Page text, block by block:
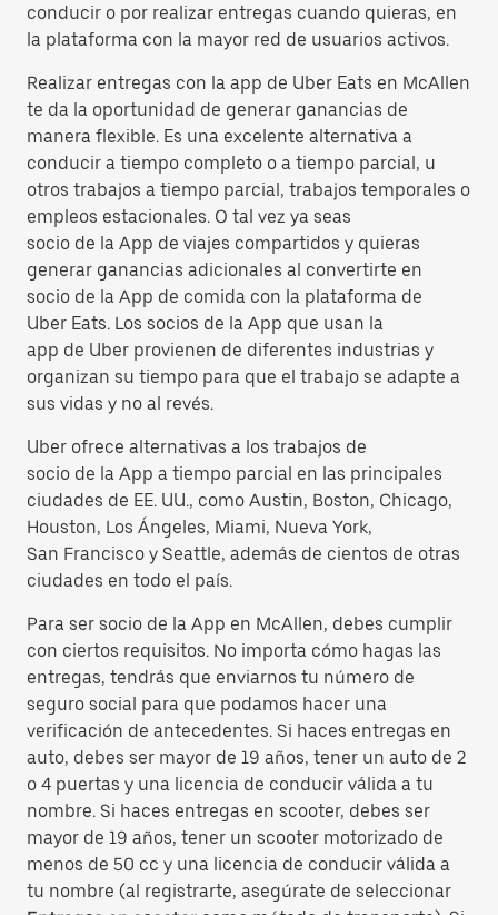
conducir o por realizar entregas cuando quieras, en
la plataforma con la mayor red de usuarios activos.
Realizar entregas con la app de Uber Eats en McAllen
te da la oportunidad de generar ganancias de
manera flexible. Es una excelente alternativa a
conducir a tiempo completo o a tiempo parcial, u
otros trabajos a tiempo parcial, trabajos temporales o
empleos estacionales. O tal vez ya seas
socio de la App de viajes compartidos y quieras
generar ganancias adicionales al convertirte en
socio de la App de comida con la plataforma de
Uber Eats. Los socios de la App que usan la
app de Uber provienen de diferentes industrias y
organizan su tiempo para que el trabajo se adapte a
sus vidas y no al revés.
Uber ofrece alternativas a los trabajos de
socio de la App a tiempo parcial en las principales
ciudades de EE. UU., como Austin, Boston, Chicago,
Houston, Los Ángeles, Miami, Nueva York,
San Francisco y Seattle, además de cientos de otras
ciudades en todo el país.
Para ser socio de la App en McAllen, debes cumplir
con ciertos requisitos. No importa cómo hagas las
entregas, tendrás que enviarnos tu número de
seguro social para que podamos hacer una
verificación de antecedentes. Si haces entregas en
auto, debes ser mayor de 19 años, tener un auto de 2
o 4 puertas y una licencia de conducir válida a tu
nombre. Si haces entregas en scooter, debes ser
mayor de 19 años, tener un scooter motorizado de
menos de 50 cc y una licencia de conducir válida a
tu nombre (al registrarte, asegúrate de seleccionar